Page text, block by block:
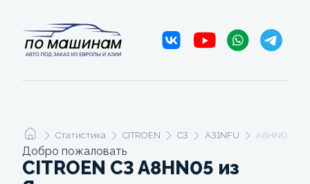
Статистика CITROEN C3 A31NFU A8HN05
Добро пожаловать
CITROEN C3 A8HN05 из